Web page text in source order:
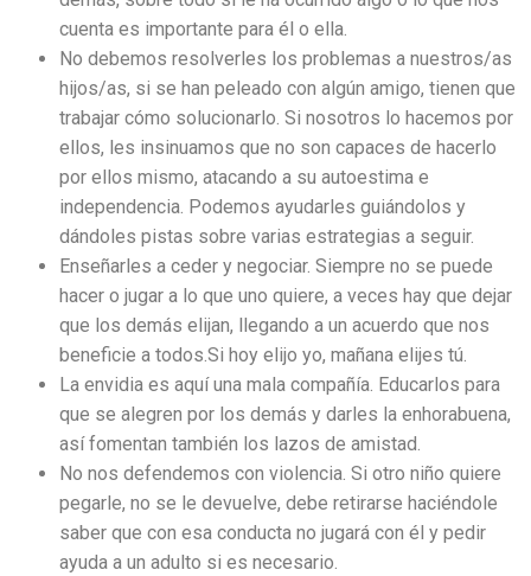
cuenta es importante para él o ella.
No debemos resolverles los problemas a nuestros/as
hijos/as, si se han peleado con algún amigo, tienen que
trabajar cómo solucionarlo. Si nosotros lo hacemos por
ellos, les insinuamos que no son capaces de hacerlo
por ellos mismo, atacando a su autoestima e
independencia. Podemos ayudarles guiándolos y
dándoles pistas sobre varias estrategias a seguir.
Enseñarles a ceder y negociar. Siempre no se puede
hacer o jugar a lo que uno quiere, a veces hay que dejar
que los demás elijan, llegando a un acuerdo que nos
beneficie a todos.Si hoy elijo yo, mañana elijes tú.
La envidia es aquí una mala compañía. Educarlos para
que se alegren por los demás y darles la enhorabuena,
así fomentan también los lazos de amistad.
No nos defendemos con violencia. Si otro niño quiere
pegarle, no se le devuelve, debe retirarse haciéndole
saber que con esa conducta no jugará con él y pedir
ayuda a un adulto si es necesario.